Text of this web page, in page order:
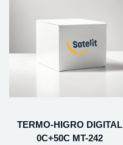
TERMO-HIGRO DIGITAL
0C+50C MT-242